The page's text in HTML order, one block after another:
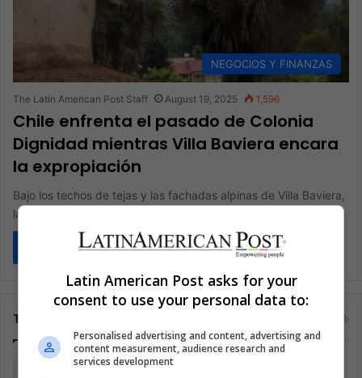
NEGOCIOS Y FINANZAS
The Latin American Post Staff August 19, 2025 1,596
Chile enfrenta el pasado de Colonia
Dignidad mientras Villa Baviera encara
la expropiación
Bajo los techos de tejas y las fachadas alpinas de Villa Baviera,
la tierra oculta un legado demasiado violento para…
Read More »
Tags
Cine
Latin American Post asks for your
consent to use your personal data to:
Personalised advertising and content, advertising and
content measurement, audience research and
services development